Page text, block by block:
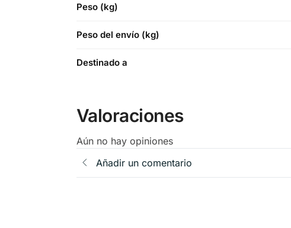
Peso (kg)
Peso del envío (kg)
Destinado a
Valoraciones
Aún no hay opiniones
Añadir un comentario